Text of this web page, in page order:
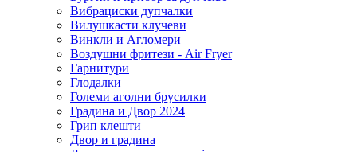
Вибрациски дупчалки
Вилушкасти клучеви
Винкли и Агломери
Воздушни фритези - Air Fryer
Гарнитури
Глодалки
Големи аголни брусилки
Градина и Двор 2024
Грип клешти
Двор и градина